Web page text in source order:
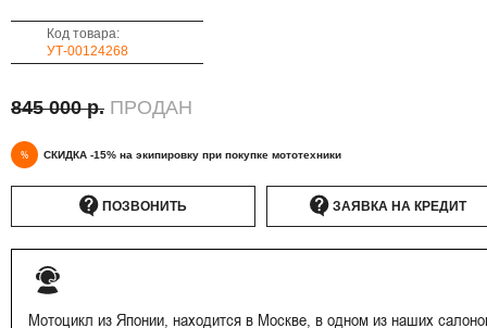
Код товара:
УТ-00124268
845 000 р. ПРОДАН
% СКИДКА -15% на экипировку при покупке мототехники
ПОЗВОНИТЬ ЗАЯВКА НА КРЕДИТ
Мотоцикл из Японии, находится в Москве, в одном из наших